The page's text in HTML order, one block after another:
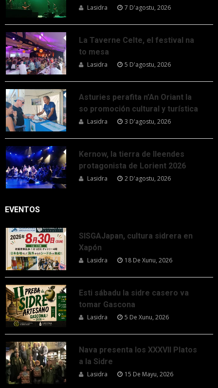
Lasidra 7 D'agostu, 2026
La Taverne Celte, el festival na
to mesa
Lasidra 5 D'agostu, 2026
Asturies perafita n’An Oriant la
so promoción cultural y turística
Lasidra 3 D'agostu, 2026
Kernow, la tierra de lleendes
protagonista de Lorient 2026
Lasidra 2 D'agostu, 2026
EVENTOS
SISGAJapan, cultura sidrera en
Xapón
Lasidra 18 De Xunu, 2026
Esti sábadu la sidre casero va
tomar Gascona
Lasidra 5 De Xunu, 2026
Nava presenta los XXXVII Platos
a la Sidre
Lasidra 15 De Mayu, 2026